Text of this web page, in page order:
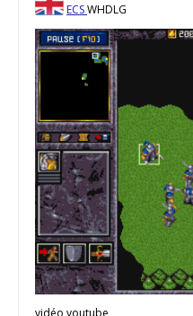
ECSWHDLG